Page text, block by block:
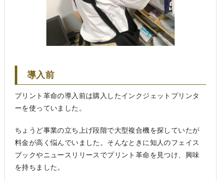
導入前
プリント革命の導入前は購入したインクジェットプリンタ
ーを使っていました。
ちょうど事業の立ち上げ段階で大型複合機を探していたが
料金が高く悩んでいました。そんなときに知人のフェイス
ブックやニュースリリースでプリント革命を見つけ、興味
を持ちました。